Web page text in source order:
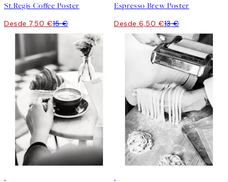
St.Regis Coffee Poster
Desde 7,50 €15 €
Espresso Brew Poster
Desde 6,50 €13 €